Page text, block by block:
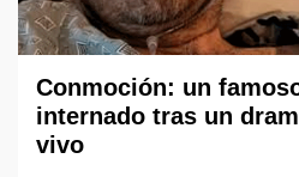
Conmoción: un
internado tras un
vivo